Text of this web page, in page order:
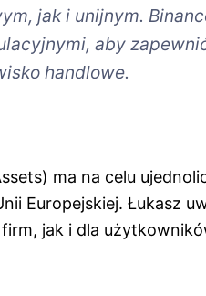
jak i unijnym.
aby
handlowe.
ma na celu
Europejskiej. Łukasz
jak i dla